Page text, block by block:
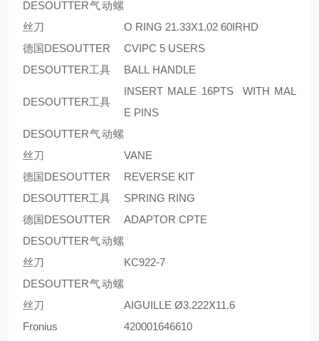
DESOUTTER气动螺
丝刀
O RING 21.33X1.02 60IRHD
德国DESOUTTER
CVIPC 5 USERS
DESOUTTER工具
BALL HANDLE
DESOUTTER工具
INSERT MALE 16PTS WITH MAL
E PINS
DESOUTTER气动螺
丝刀
VANE
德国DESOUTTER
REVERSE KIT
DESOUTTER工具
SPRING RING
德国DESOUTTER
ADAPTOR CPTE
DESOUTTER气动螺
丝刀
KC922-7
DESOUTTER气动螺
丝刀
AIGUILLE Ø3.222X11.6
Fronius
420001646610